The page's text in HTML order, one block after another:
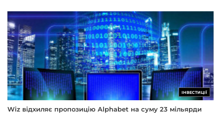
ІНВЕСТИЦІЇ
Wiz відхиляє пропозицію Alphabet на суму 23 мільярди